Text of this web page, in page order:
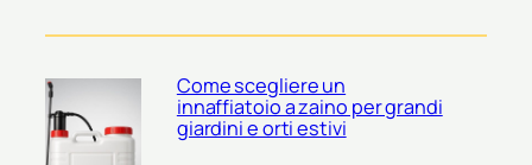
Come scegliere un
innaffiatoio a zaino per grandi
giardini e orti estivi